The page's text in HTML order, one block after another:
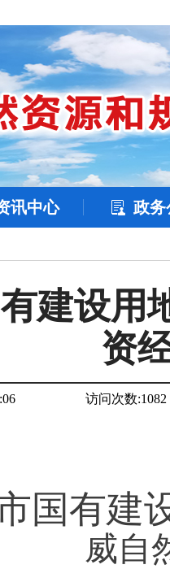
讯中心 政务
建设用
资
访问次数:1082
国有建
威自